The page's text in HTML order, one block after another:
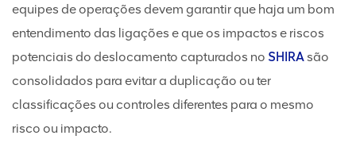
equipes de operações devem garantir que haja um bom
entendimento das ligações e que os impactos e riscos
potenciais do deslocamento capturados no SHIRAsão
consolidados para evitar a duplicação ou ter
classificações ou controles diferentes para o mesmo
risco ou impacto.